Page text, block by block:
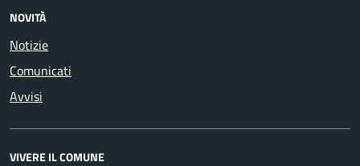
NOVITÀ
Notizie
Comunicati
Avvisi
VIVERE IL COMUNE